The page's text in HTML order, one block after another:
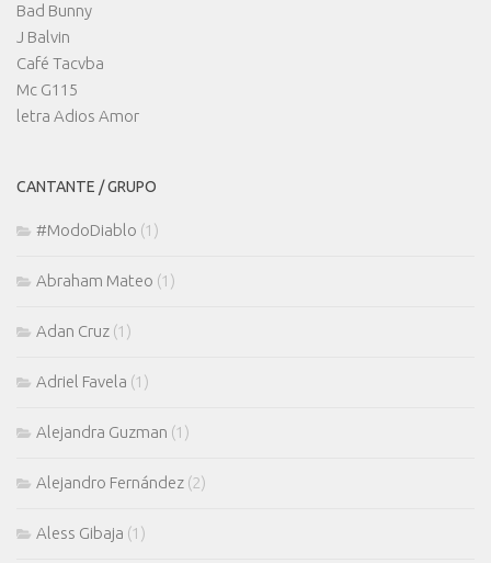
Bad Bunny
J Balvin
Café Tacvba
Mc G115
letra Adios Amor
CANTANTE / GRUPO
#ModoDiablo (1)
Abraham Mateo (1)
Adan Cruz (1)
Adriel Favela (1)
Alejandra Guzman (1)
Alejandro Fernández (2)
Aless Gibaja (1)